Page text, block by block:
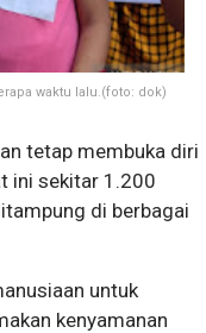
waktu lalu.(foto: dok)
tetap membuka diri
ini sekitar 1.200
di berbagai
untuk
kenyamanan